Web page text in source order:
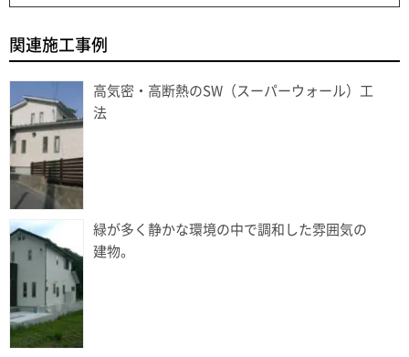
関連施工事例
高気密・高断熱のSW（スーパーウォール）工
法
緑が多く静かな環境の中で調和した雰囲気の
建物。